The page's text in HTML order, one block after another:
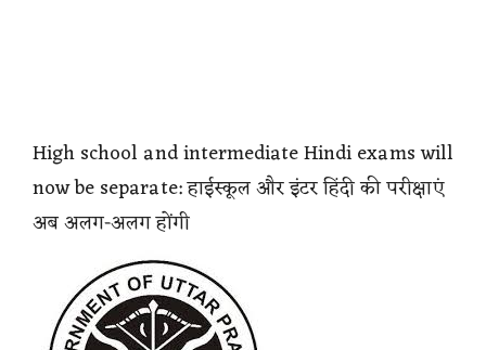
High school and intermediate Hindi exams will
now be separate: हाईस्कूल और इंटर हिंदी की परीक्षाएं
अब अलग-अलग होंगी